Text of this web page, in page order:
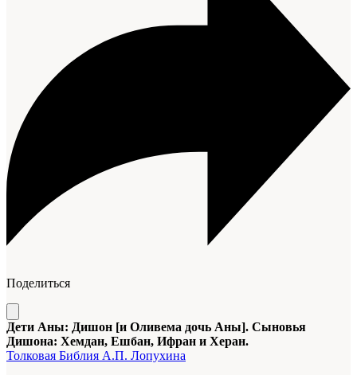
Поделиться
Дети Аны: Дишон [и Оливема дочь Аны]. Сыновья
Дишона: Хемдан, Ешбан, Ифран и Херан.
Толковая Библия А.П. Лопухина